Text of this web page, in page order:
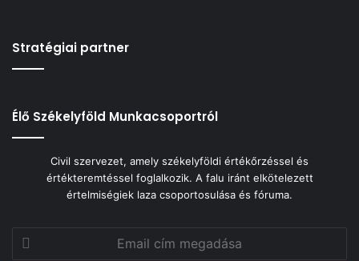
Stratégiai partner
Élő Székelyföld Munkacsoportról
Civil szervezet, amely székelyföldi értékőrzéssel és
értékteremtéssel foglalkozik. A falu iránt elkötelezett
értelmiségiek laza csoportosulása és fóruma.
Email
cím